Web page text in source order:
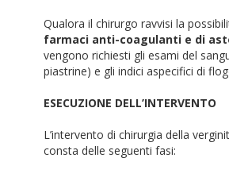
Qualora il chirurgo ravvisi la
farmaci anti-coagulanti e di
vengono richiesti gli esami del
piastrine) e gli indici aspecifici di
ESECUZIONE DELL’INTERVENTO
L’intervento di chirurgia della
consta delle seguenti fasi: